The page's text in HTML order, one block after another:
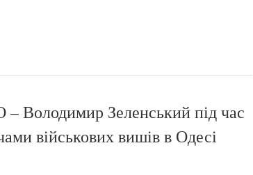
Володимир Зеленський під час
військових вишів в Одесі